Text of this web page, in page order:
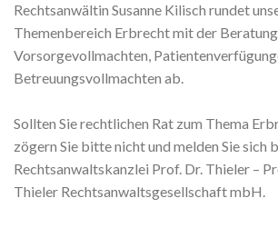
Rechtsanwältin Susanne Kilisch rundet
Themenbereich Erbrecht mit der
Vorsorgevollmachten,
Betreuungsvollmachten ab.
Sollten Sie rechtlichen Rat zum Thema
zögern Sie bitte nicht und melden Sie sich
Rechtsanwaltskanzlei Prof. Dr. Thieler –
Thieler Rechtsanwaltsgesellschaft mbH.